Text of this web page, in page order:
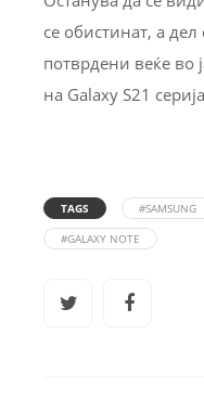
се обистинат, а
потврдени веќе во
на Galaxy S21
TAGS #SAMSUNG
#GALAXY NOTE